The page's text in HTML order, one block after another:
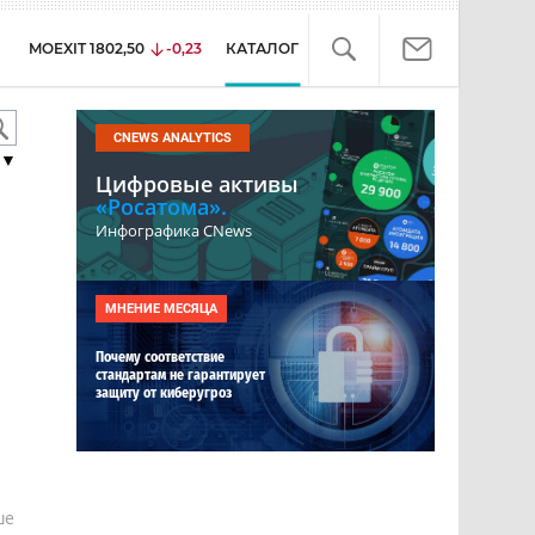
MOEXIT 1802,50 -0,23 КАТАЛОГ
CNEWS ANALYTICS
Цифровые активы
«Росатома».
Инфографика CNews
МНЕНИЕ МЕСЯЦА
Почему соответствие
стандартам не гарантирует
защиту от киберугроз